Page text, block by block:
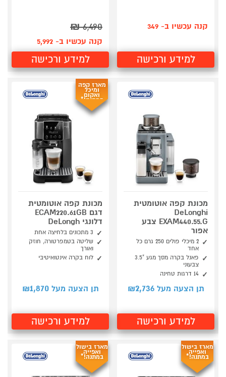
קנה עכשיו ב- 349
למידע ורכישה
6,490
₪
קנה עכשיו ב- 5,992
למידע ורכישה
מכונת קפה אוטומטית
DeLonghi
EXAM440.55.G צבע
אפור
2 מיכלי פולים 250 גרם כל
אחד
פאנל בקרה מסך מגע "3.5
צבעוני
14 דרגות טחינה
תן הצעה מעל ₪ 2,736
למידע ורכישה
מארז קפה
ומיכל
ואקום
במתנה!*
מכונת קפה אוטומטית
דגם ECAM220.61GB
דלונגי DeLongh
3 מתכונים בלחיצה אחת
שליטה בטמפרטורה, חוזק
ואורך
לוח בקרה אינטואיטיבי
תן הצעה מעל ₪ 1,870
למידע ורכישה
מארז בישול
ואפייה
במתנה!*
מארז בישול
ואפייה
במתנה!*